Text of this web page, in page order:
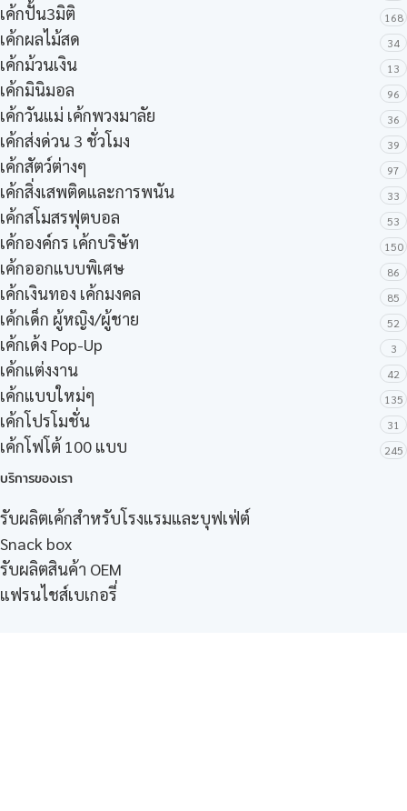
เค้กปั้น3มิติ 168
เค้กผลไม้สด 34
เค้กม้วนเงิน 13
เค้กมินิมอล 96
เค้กวันแม่ เค้กพวงมาลัย 36
เค้กส่งด่วน 3 ชั่วโมง 39
เค้กสัตว์ต่างๆ 97
เค้กสิ่งเสพติดและการพนัน 33
เค้กสโมสรฟุตบอล 53
เค้กองค์กร เค้กบริษัท 150
เค้กออกแบบพิเศษ 86
เค้กเงินทอง เค้กมงคล 85
เค้กเด็ก ผู้หญิง/ผู้ชาย 52
เค้กเด้ง Pop-Up 3
เค้กแต่งงาน 42
เค้กแบบใหม่ๆ 135
เค้กโปรโมชั่น 31
เค้กโฟโต้ 100 แบบ
245
บริการของเรา
รับผลิตเค้กสำหรับโรงแรมและบุฟเฟ่ต์
Snack box
รับผลิตสินค้า OEM
แฟรนไชส์เบเกอรี่